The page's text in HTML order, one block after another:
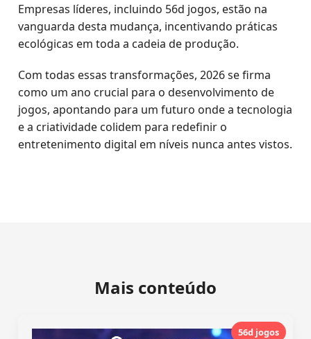
Empresas líderes, incluindo 56d jogos, estão na
vanguarda desta mudança, incentivando práticas
ecológicas em toda a cadeia de produção.
Com todas essas transformações, 2026 se firma
como um ano crucial para o desenvolvimento de
jogos, apontando para um futuro onde a tecnologia
e a criatividade colidem para redefinir o
entretenimento digital em níveis nunca antes vistos.
Mais conteúdo
56d jogos